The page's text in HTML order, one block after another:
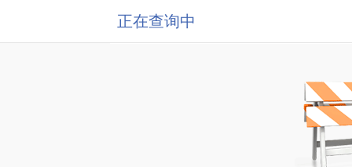
正在查询中